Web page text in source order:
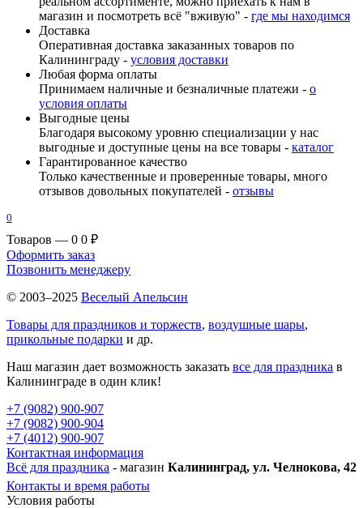
магазин и посмотреть всё "вживую" - где мы находимся
Доставка
Оперативная доставка заказанных товаров по
Калининграду - условия доставки
Любая форма оплаты
Принимаем наличные и безналичные платежи - о
условия оплаты
Выгодные цены
Благодаря высокому уровню специализации у нас
выгодные и доступные цены на все товары - каталог
Гарантированное качество
Только качественные и проверенные товары, много
отзывов довольных покупателей - отзывы
0
Товаров — 0 0 ₽
Оформить заказ
Позвонить менеджеру
© 2003–2025 Веселый Апельсин
Товары для праздников и торжеств, воздушные шары,
прикольные подарки и др.
Наш магазин дает возможность заказать все для праздника в
Калининграде в один клик!
+7 (9082) 900-907
+7 (9082) 900-904
+7 (4012) 900-907
Контактная информация
Всё для праздника - магазин Калининград, ул. Челнокова, 42
Контакты и время работы
Условия работы